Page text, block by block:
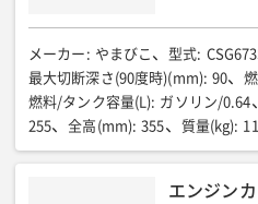
メーカー : やまびこ 型式:
最大切断深さ(90度時)(mm): 90
燃料/タンク容量(L): ガソリン/0.64
255
全高(mm): 355 質量(kg):
エンジン